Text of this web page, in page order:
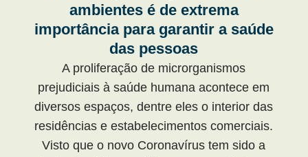
ambientes é de extrema
importância para garantir a saúde
das pessoas
A proliferação de microrganismos
prejudiciais à saúde humana acontece em
diversos espaços, dentre eles o interior das
residências e estabelecimentos comerciais.
Visto que o novo Coronavírus tem sido a